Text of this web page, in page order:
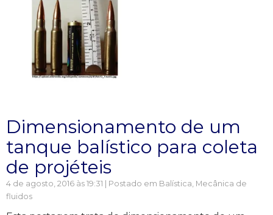
Dimensionamento de um
tanque balístico para coleta
de projéteis
4 de agosto, 2016 às 19:31 | Postado em Balística, Mecânica de
fluidos